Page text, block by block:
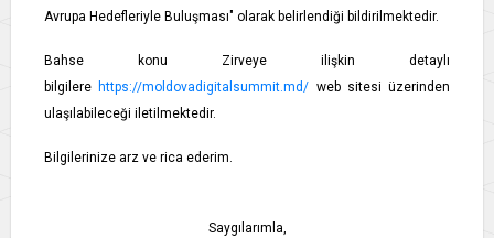
Avrupa Hedefleriyle Buluşması" olarak belirlendiği bildirilmektedir.
Bahse konu Zirveye ilişkin detaylı
bilgilere https://moldovadigitalsummit.md/ web sitesi üzerinden
ulaşılabileceği iletilmektedir.
Bilgilerinize arz ve rica ederim.
Saygılarımla,